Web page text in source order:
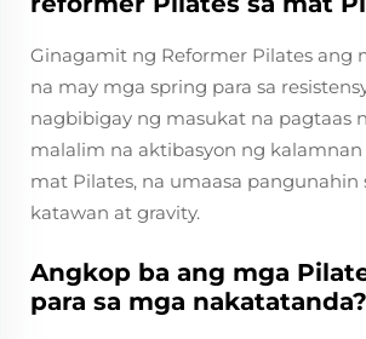
Ginagamit ng Reformer Pilates ang
na may mga spring para sa
nagbibigay ng masukat na pagtaas
malalim na aktibasyon ng kalamnan
mat Pilates, na umaasa
katawan at gravity.
Angkop ba ang mga
para sa mga nakatatanda?